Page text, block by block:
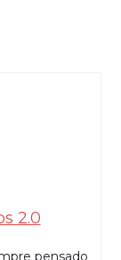
2.0
pensado